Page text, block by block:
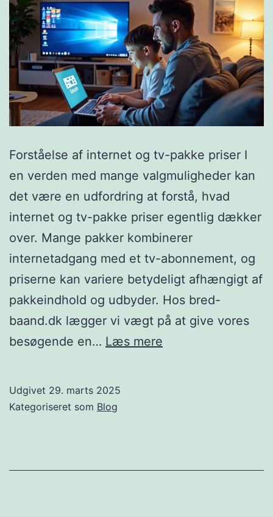
Forståelse af internet og tv-pakke priser I
en verden med mange valgmuligheder kan
det være en udfordring at forstå, hvad
internet og tv-pakke priser egentlig dækker
over. Mange pakker kombinerer
internetadgang med et tv-abonnement, og
priserne kan variere betydeligt afhængigt af
pakkeindhold og udbyder. Hos bred-
baand.dk lægger vi vægt på at give vores
besøgende en… Læs mere
Udgivet 29. marts 2025
Kategoriseret som Blog